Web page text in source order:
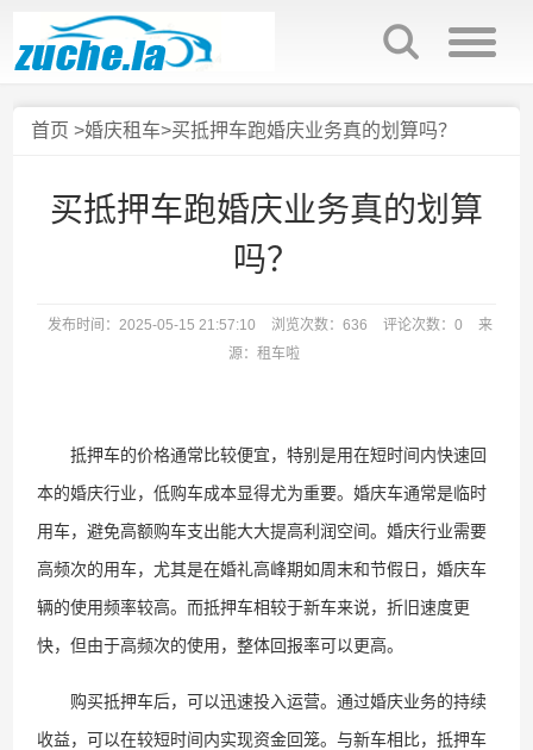
首页 >婚庆租车>买抵押车跑婚庆业务真的划算吗？
买抵押车跑婚庆业务真的划算
吗？
发布时间：2025-05-15 21:57:10 浏览次数：636 评论次数：0
来
源：租车啦
抵押车的价格通常比较便宜，特别是用在短时间内快速回
本的婚庆行业，低购车成本显得尤为重要。婚庆车通常是临时
用车，避免高额购车支出能大大提高利润空间。婚庆行业需要
高频次的用车，尤其是在婚礼高峰期如周末和节假日，婚庆车
辆的使用频率较高。而抵押车相较于新车来说，折旧速度更
快，但由于高频次的使用，整体回报率可以更高。
购买抵押车后，可以迅速投入运营。通过婚庆业务的持续
收益，可以在较短时间内实现资金回笼。与新车相比，抵押车